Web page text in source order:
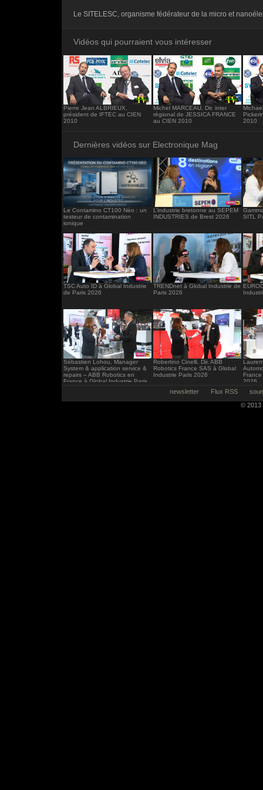
frameborder="0"></iframe>
Le SITELESC, organisme fédérateur de la micro et
Vidéos qui pourraient vous intéresser
Pierre Jean ALBRIEUX,
président de IFTEC au CIEN
2010
Michel MARCEAU, Dir. inter
régional de JESSICA FRANCE
au CIEN 2010
2010
Dernières vidéos sur Electronique Mag
Le Contamino CT100 Néo : un
testeur de contamination
ionique
L’industrie bretonne au SEPEM
INDUSTRIES de Brest 2026
SITL
TSC Auto ID à Global Industrie
de Paris 2026
TRENDnet à Global Industrie de
Paris 2026
Sébastien Lohou, Manager
System & application service &
repairs – ABB Robotics en
France à Global Industrie Paris
Robertino Cinelli, Dir. ABB
Robotics France SAS à Global
Industrie Paris 2026
2026
newsletter Flux RSS
© 2013